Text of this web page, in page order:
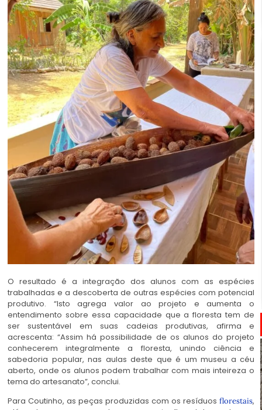
O resultado é a integração dos alunos com as espécies
trabalhadas e a descoberta de outras espécies com potencial
produtivo. “Isto agrega valor ao projeto e aumenta o
entendimento sobre essa capacidade que a floresta tem de
ser sustentável em suas cadeias produtivas, afirma e
acrescenta: “Assim há possibilidade de os alunos do projeto
conhecerem integralmente a floresta, unindo ciência e
sabedoria popular, nas aulas deste que é um museu a céu
aberto, onde os alunos podem trabalhar com mais inteireza o
tema do artesanato”, conclui.
Para Coutinho, as peças produzidas com os resíduos florestais,